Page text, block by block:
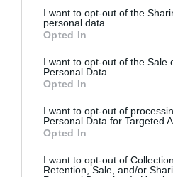
I want to opt-out of the
personal data.
Opted In
I want to opt-out of the Sale
Personal Data.
Opted In
I want to opt-out of
Personal Data for Targeted
Opted In
I want to opt-out of
Retention, Sale, and/or
Θεσσαλονίκη
Παρασκευή+ 35°+27°
Σάββατο
+39°+27°
Κυριακή
+ 37°
+35°+25°